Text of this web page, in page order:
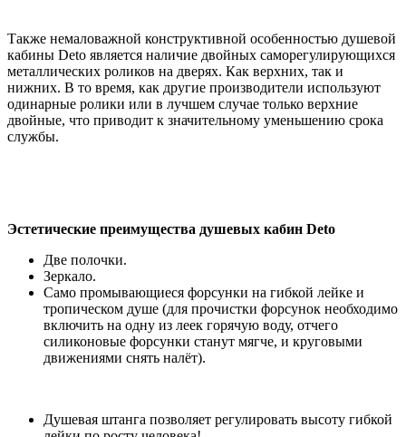
Также немаловажной конструктивной особенностью душевой
кабины Deto является наличие двойных саморегулирующихся
металлических роликов на дверях. Как верхних, так и
нижних. В то время, как другие производители используют
одинарные ролики или в лучшем случае только верхние
двойные, что приводит к значительному уменьшению срока
службы.
Эстетические преимущества душевых кабин Deto
Две полочки.
Зеркало.
Само промывающиеся форсунки на гибкой лейке и
тропическом душе (для прочистки форсунок необходимо
включить на одну из леек горячую воду, отчего
силиконовые форсунки станут мягче, и круговыми
движениями снять налёт).
Душевая штанга позволяет регулировать высоту гибкой